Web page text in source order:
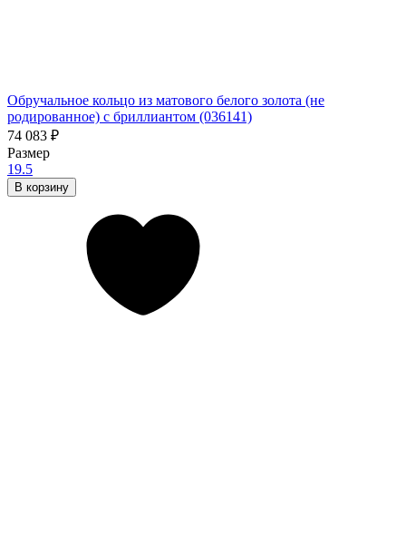
Обручальное кольцо из матового белого золота (не
родированное) с бриллиантом (036141)
74 083 ₽
Размер
19.5
В корзину